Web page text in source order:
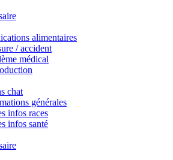
alimentaires
/ accident
médical
chat
générales
infos races
infos santé